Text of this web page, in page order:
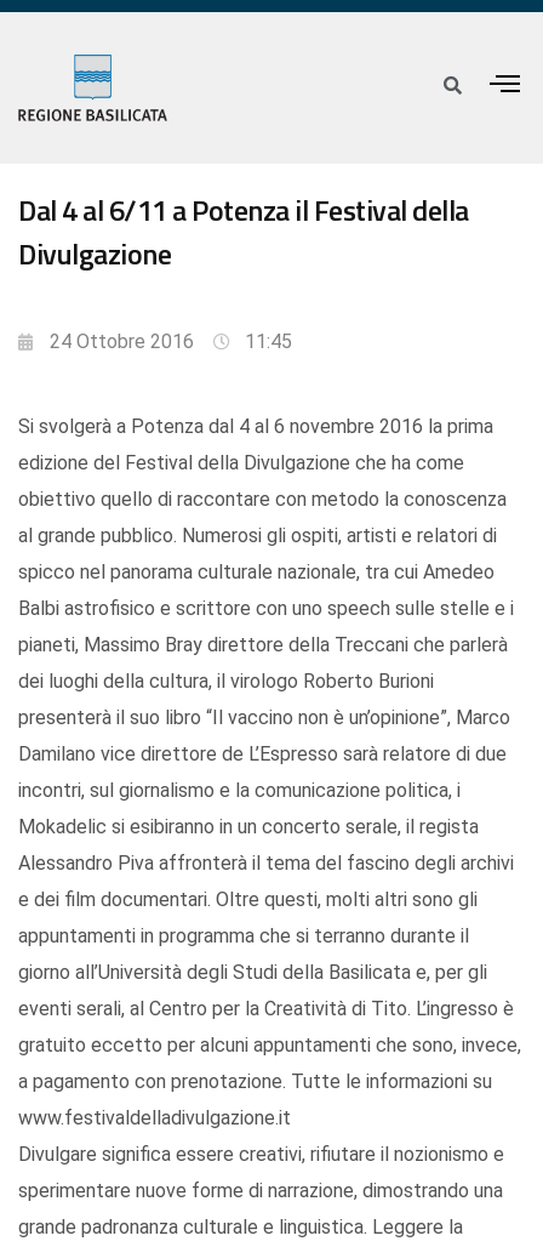
Dal 4 al 6/11 a Potenza il Festival della
Divulgazione
24 Ottobre 2016 11:45
Si svolgerà a Potenza dal 4 al 6 novembre 2016 la prima
edizione del Festival della Divulgazione che ha come
obiettivo quello di raccontare con metodo la conoscenza
al grande pubblico. Numerosi gli ospiti, artisti e relatori di
spicco nel panorama culturale nazionale, tra cui Amedeo
Balbi astrofisico e scrittore con uno speech sulle stelle e i
pianeti, Massimo Bray direttore della Treccani che parlerà
dei luoghi della cultura, il virologo Roberto Burioni
presenterà il suo libro “Il vaccino non è un’opinione”, Marco
Damilano vice direttore de L’Espresso sarà relatore di due
incontri, sul giornalismo e la comunicazione politica, i
Mokadelic si esibiranno in un concerto serale, il regista
Alessandro Piva affronterà il tema del fascino degli archivi
e dei film documentari. Oltre questi, molti altri sono gli
appuntamenti in programma che si terranno durante il
giorno all’Università degli Studi della Basilicata e, per gli
eventi serali, al Centro per la Creatività di Tito. L’ingresso è
gratuito eccetto per alcuni appuntamenti che sono, invece,
a pagamento con prenotazione. Tutte le informazioni su
www.festivaldelladivulgazione.it
Divulgare significa essere creativi, rifiutare il nozionismo e
sperimentare nuove forme di narrazione, dimostrando una
grande padronanza culturale e linguistica. Leggere la